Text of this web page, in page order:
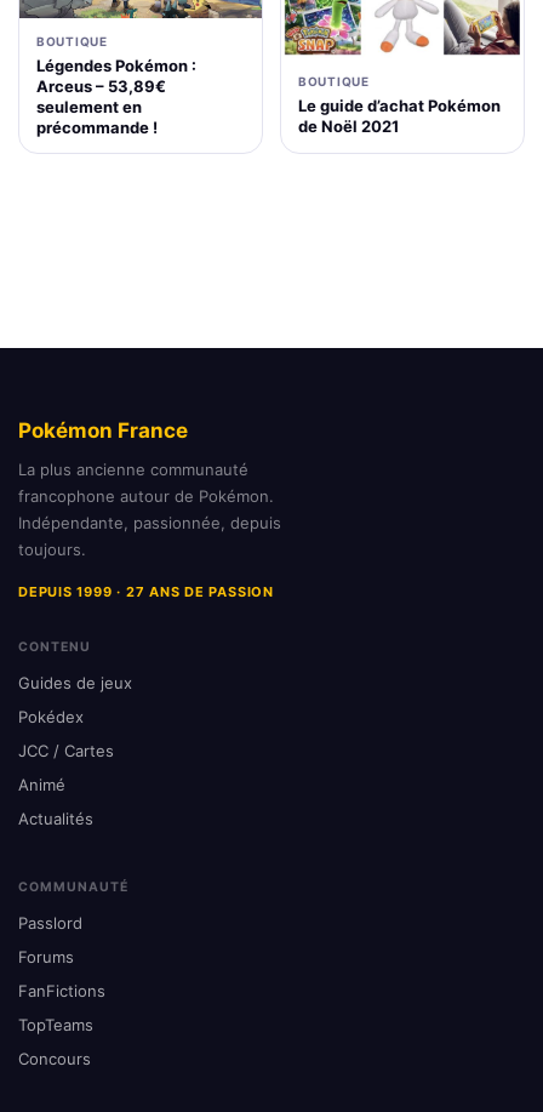
BOUTIQUE
Légendes Pokémon :
Arceus – 53,89€
seulement en
précommande !
BOUTIQUE
Le guide d’achat Pokémon
de Noël 2021
Pokémon France
La plus ancienne communauté
francophone autour de Pokémon.
Indépendante, passionnée, depuis
toujours.
DEPUIS 1999 · 27 ANS DE PASSION
CONTENU
Guides de jeux
Pokédex
JCC / Cartes
Animé
Actualités
COMMUNAUTÉ
Passlord
Forums
FanFictions
TopTeams
Concours